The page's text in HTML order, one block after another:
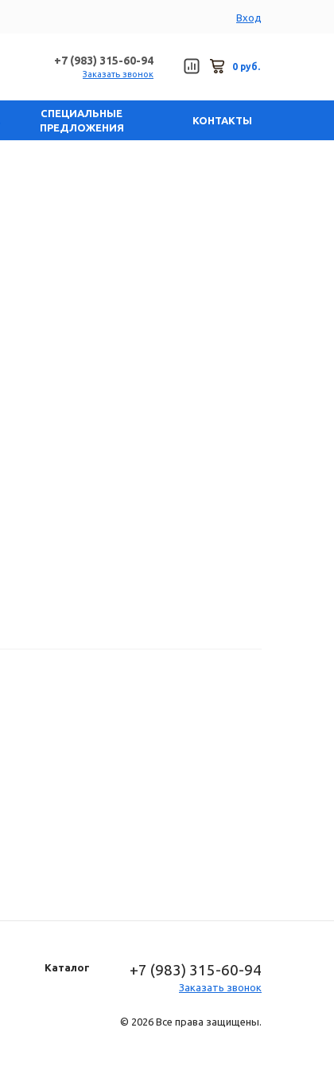
Вход
+7 (983) 315-60-94
Заказать звонок
0 руб.
СПЕЦИАЛЬНЫЕ
ПРЕДЛОЖЕНИЯ
КОНТАКТЫ
Каталог +7 (983) 315-60-94
Заказать звонок
© 2026 Все права защищены.